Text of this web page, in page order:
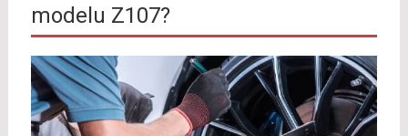
modelu Z107?